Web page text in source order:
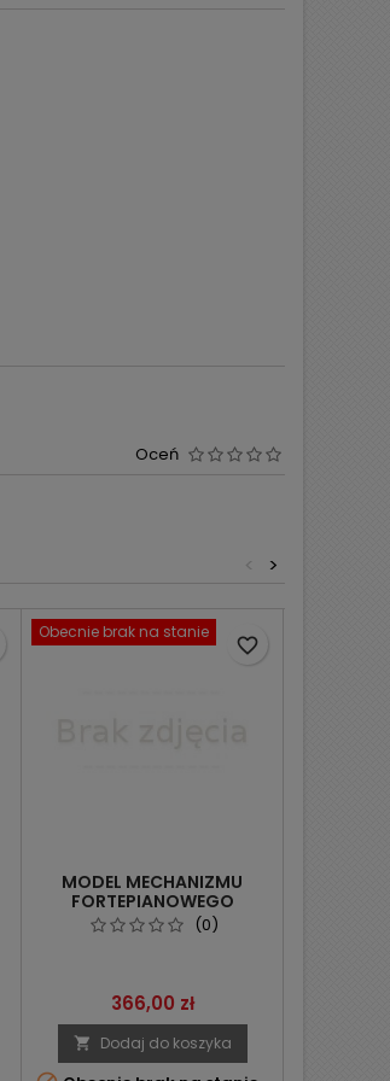
Oceń
>
<
Obecnie brak na stanie
MODEL MECHANIZMU
FORTEPIANOWEGO
(0)
Cena
366,00 zł
 Dodaj do koszyka
favorite_border